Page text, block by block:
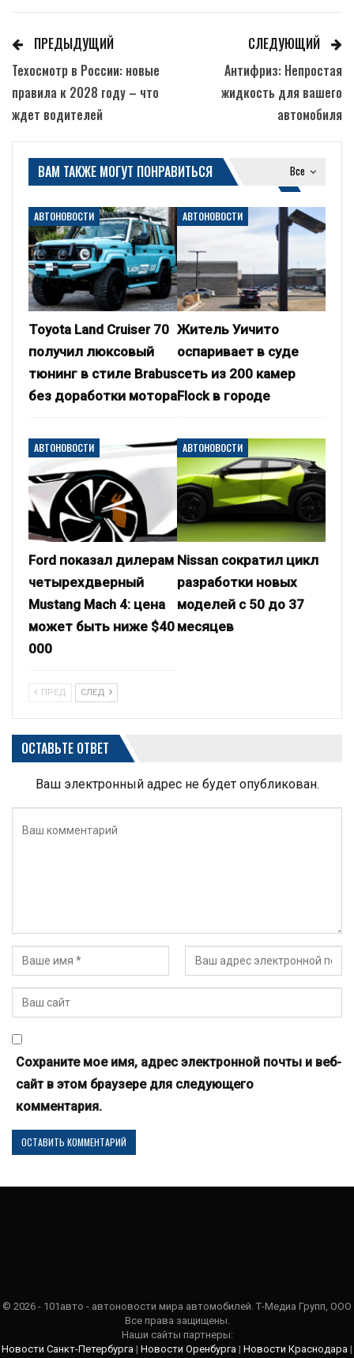
ПРЕДЫДУЩИЙ
Техосмотр в России: новые
правила к 2028 году – что
ждет водителей
СЛЕДУЮЩИЙ
Антифриз: Непростая
жидкость для вашего
автомобиля
Все
ВАМ ТАКЖЕ МОГУТ ПОНРАВИТЬСЯ
АВТОНОВОСТИ
Toyota Land Cruiser 70
получил люксовый
тюнинг в стиле Brabus
без доработки мотора
АВТОНОВОСТИ
Житель Уичито
оспаривает в суде
сеть из 200 камер
Flock в городе
АВТОНОВОСТИ
Ford показал дилерам
четырехдверный
Mustang Mach 4: цена
может быть ниже $40
000
АВТОНОВОСТИ
Nissan сократил цикл
разработки новых
моделей с 50 до 37
месяцев
ПРЕД СЛЕД
ОСТАВЬТЕ ОТВЕТ
Ваш электронный адрес не будет опубликован.
Сохраните мое имя, адрес электронной почты и веб-
сайт в этом браузере для следующего
комментария.
© 2026 - 101авто - автоновости мира автомобилей. Т-Медиа Групп, ООО
Все права защищены.
Наши сайты партнеры:
Новости Санкт-Петербурга | Новости Оренбурга | Новости Краснодара |